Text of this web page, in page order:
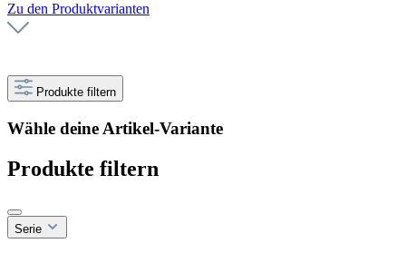
Zu den Produktvarianten
Produkte filtern
Wähle deine Artikel-Variante
Produkte filtern
Serie